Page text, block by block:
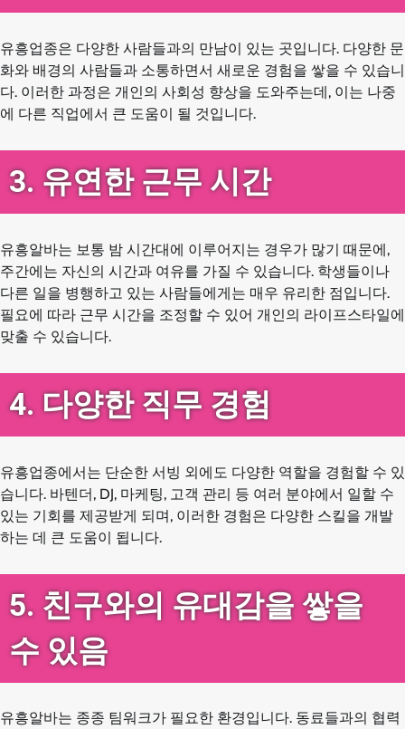
유흥업종은 다양한 사람들과의 만남이 있는 곳입니다. 다양한 문
화와 배경의 사람들과 소통하면서 새로운 경험을 쌓을 수 있습니
다. 이러한 과정은 개인의 사회성 향상을 도와주는데, 이는 나중
에 다른 직업에서 큰 도움이 될 것입니다.
3. 유연한 근무 시간
유흥알바는 보통 밤 시간대에 이루어지는 경우가 많기 때문에,
주간에는 자신의 시간과 여유를 가질 수 있습니다. 학생들이나
다른 일을 병행하고 있는 사람들에게는 매우 유리한 점입니다.
필요에 따라 근무 시간을 조정할 수 있어 개인의 라이프스타일에
맞출 수 있습니다.
4. 다양한 직무 경험
유흥업종에서는 단순한 서빙 외에도 다양한 역할을 경험할 수 있
습니다. 바텐더, DJ, 마케팅, 고객 관리 등 여러 분야에서 일할 수
있는 기회를 제공받게 되며, 이러한 경험은 다양한 스킬을 개발
하는 데 큰 도움이 됩니다.
5. 친구와의 유대감을 쌓을
수 있음
유흥알바는 종종 팀워크가 필요한 환경입니다. 동료들과의 협력